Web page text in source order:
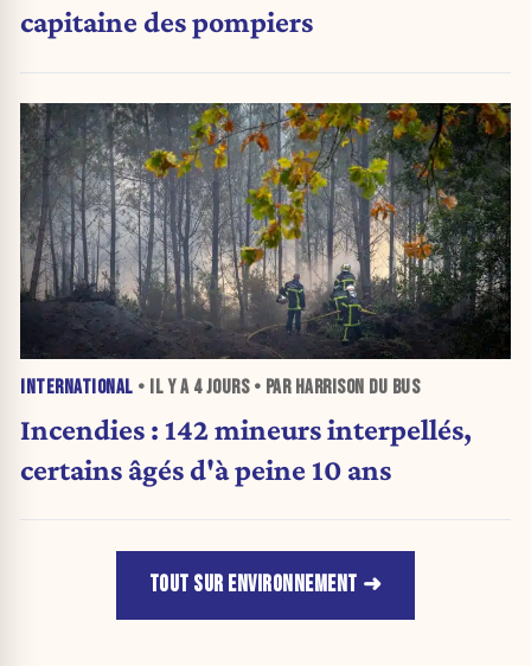
capitaine des pompiers
INTERNATIONAL • IL Y A 4 JOURS• PAR HARRISON DU BUS
Incendies : 142 mineurs interpellés,
certains âgés d'à peine 10 ans
TOUT SUR ENVIRONNEMENT